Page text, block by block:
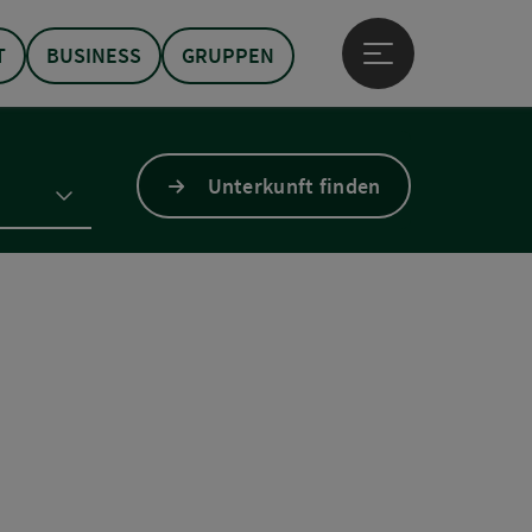
BUSINESS GRUPPEN
Hauptmenü öffnen
Unterkunft finden